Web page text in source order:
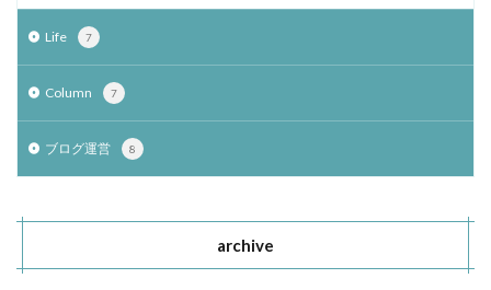
Life 7
Column 7
ブログ運営 8
archive